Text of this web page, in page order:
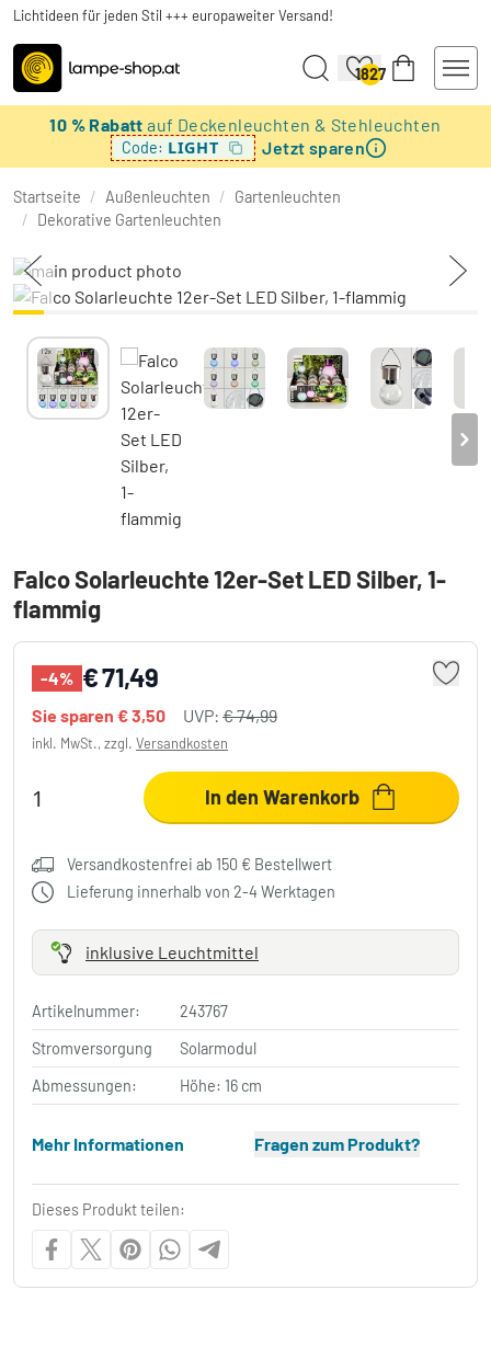
Lichtideen für jeden Stil +++ europaweiter Versand!
1827
10 % Rabattauf Deckenleuchten & Stehleuchten
Code: LIGHT Jetzt sparen
Startseite / Außenleuchten / Gartenleuchten
/ Dekorative Gartenleuchten
Falco Solarleuchte 12er-Set LED Silber, 1-
flammig
-4% € 71,49
Sie sparen € 3,50 UVP: € 74,99
inkl. MwSt., zzgl. Versandkosten
In den Warenkorb
Versandkostenfrei ab 150 € Bestellwert
Lieferung innerhalb von 2-4 Werktagen
inklusive Leuchtmittel
Artikelnummer:
243767
Stromversorgung
Solarmodul
Abmessungen:
Höhe: 16 cm
Mehr Informationen Fragen zum Produkt?
Dieses Produkt teilen: